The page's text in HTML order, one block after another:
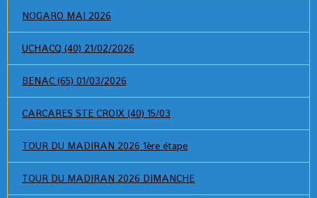
NOGARO MAI 2026
UCHACQ (40) 21/02/2026
BENAC (65) 01/03/2026
CARCARES STE CROIX (40) 15/03
TOUR DU MADIRAN 2026 1ère étape
TOUR DU MADIRAN 2026 DIMANCHE